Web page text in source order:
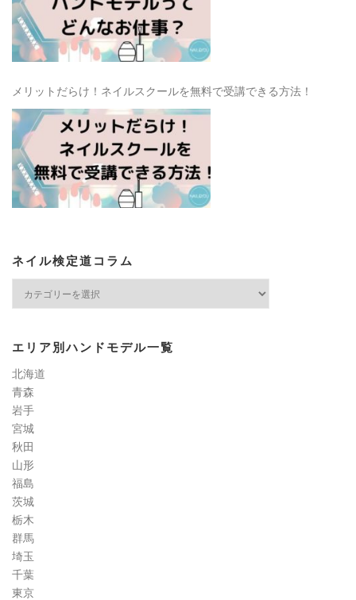
メリットだらけ！ネイルスクールを無料で受講できる方法！
ネイル検定道コラム
定
コ
ラ
ム
エリア別ハンドモデル一覧
北海道
青森
岩手
宮城
秋田
山形
福島
茨城
栃木
群馬
埼玉
千葉
東京